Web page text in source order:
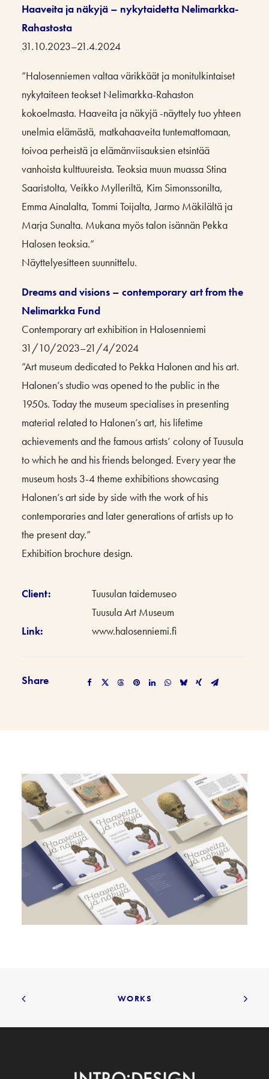
Haaveita ja näkyjä – nykytaidetta Nelimarkka-
Rahastosta
31.10.2023–21.4.2024
”Halosenniemen valtaa värikkäät ja monitulkintaiset
nykytaiteen teokset Nelimarkka-Rahaston
kokoelmasta. Haaveita ja näkyjä -näyttely tuo yhteen
unelmia elämästä, matkahaaveita tuntemattomaan,
toivoa perheistä ja elämänviisauksien etsintää
vanhoista kulttuureista. Teoksia muun muassa Stina
Saaristolta, Veikko Mylleriltä, Kim Simonssonilta,
Emma Ainalalta, Tommi Toijalta, Jarmo Mäkilältä ja
Marja Sunalta. Mukana myös talon isännän Pekka
Halosen teoksia.”
Näyttelyesitteen suunnittelu.
Dreams and visions – contemporary art from the
Nelimarkka Fund
Contemporary art exhibition in Halosenniemi
31/10/2023–21/4/2024
”Art museum dedicated to Pekka Halonen and his art.
Halonen’s studio was opened to the public in the
1950s. Today the museum specialises in presenting
material related to Halonen’s art, his lifetime
achievements and the famous artists’ colony of Tuusula
to which he and his friends belonged. Every year the
museum hosts 3-4 theme exhibitions showcasing
Halonen’s art side by side with the work of his
contemporaries and later generations of artists up to
the present day.”
Exhibition brochure design.
Client:
Tuusulan taidemuseo
Tuusula Art Museum
Link:
www.halosenniemi.fi
Share
WORKS